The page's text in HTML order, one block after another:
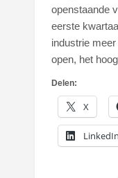
openstaande
eerste
industrie
open, het
Delen:
X
LinkedIn